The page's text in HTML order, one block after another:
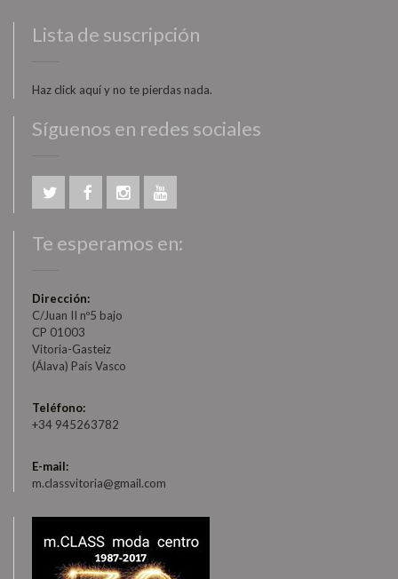
Lista de suscripción
Haz click aquí y no te pierdas nada.
Síguenos en redes sociales
Te esperamos en:
Dirección:
C/Juan II nº5 bajo
CP 01003
Vitoria-Gasteiz
(Álava) País Vasco
Teléfono:
+34 945263782
E-mail:
m.classvitoria@gmail.com